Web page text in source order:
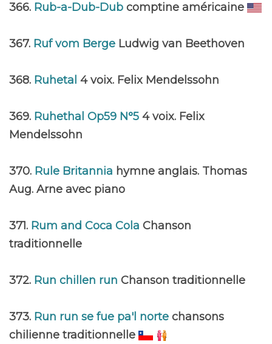
366. Rub-a-Dub-Dub comptine américaine
367. Ruf vom Berge Ludwig van Beethoven
368. Ruhetal 4 voix. Felix Mendelssohn
369. Ruhethal Op59 N°5 4 voix. Felix
Mendelssohn
370. Rule Britannia hymne anglais. Thomas
Aug. Arne avec piano
371. Rum and Coca Cola Chanson
traditionnelle
372. Run chillen run Chanson traditionnelle
373. Run run se fue pa'l norte chansons
chilienne traditionnelle